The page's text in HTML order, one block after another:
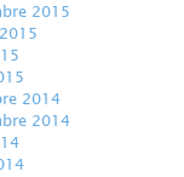
2015
2014
2014